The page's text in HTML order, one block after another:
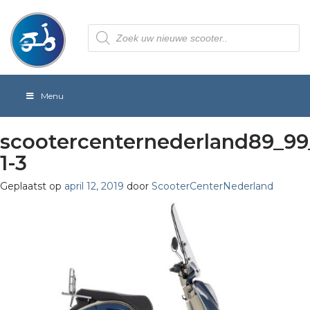
Producten
zoeken
Menu
1-3
Geplaatst op april 12, 2019 door ScooterCenterNederland